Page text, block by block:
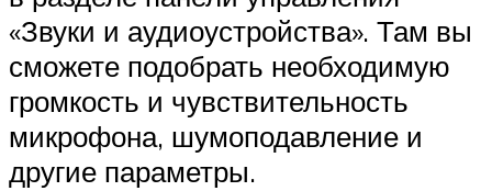
«Звуки и аудиоустройства». Там вы
сможете подобрать необходимую
громкость и чувствительность
микрофона, шумоподавление и
другие параметры.